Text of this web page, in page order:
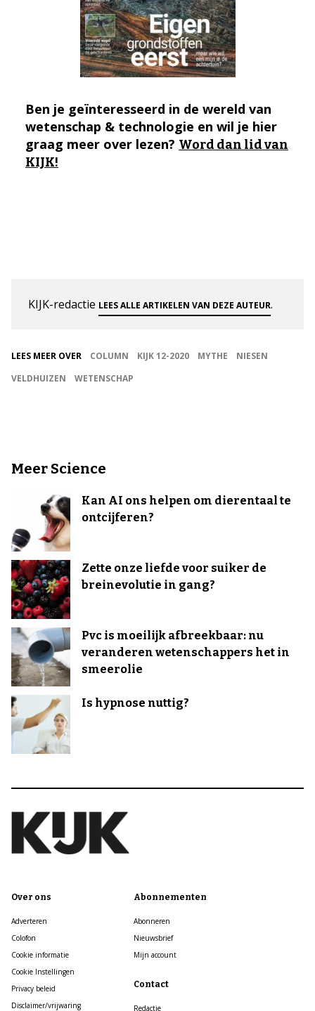
Ben je geïnteresseerd in de wereld van
wetenschap & technologie en wil je hier
graag meer over lezen? Word dan lid van
KIJK!
KIJK-redactie LEES ALLE ARTIKELEN VAN DEZE AUTEUR.
LEES MEER OVER COLUMN KIJK 12-2020 MYTHE
NIESEN
VELDHUIZEN
WETENSCHAP
Meer Science
Kan AI ons helpen om dierentaal te
ontcijferen?
Zette onze liefde voor suiker de
breinevolutie in gang?
Pvc is moeilijk afbreekbaar: nu
veranderen wetenschappers het in
smeerolie
Is hypnose nuttig?
Over ons
Adverteren
Colofon
Cookie informatie
Cookie Instellingen
Privacy beleid
Disclaimer/vrijwaring
Abonnementen
Abonneren
Nieuwsbrief
Mijn account
Contact
Redactie